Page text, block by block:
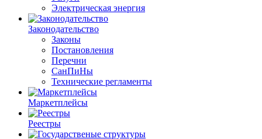
Электрическая энергия
Законодательство
Законы
Постановления
Перечни
СанПиНы
Технические регламенты
Маркетплейсы
Реестры